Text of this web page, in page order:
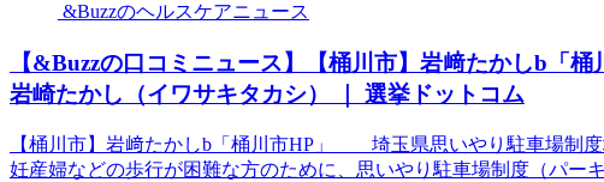
&Buzzのヘルスケアニュース
【&Buzzの口コミニュース】【桶川市】岩﨑たかしb
岩崎たかし（イワサキタカシ） ｜ 選挙ドットコム
【桶川市】岩﨑たかしb「桶川市HP」 埼玉県思いやり駐車場制度
妊産婦などの歩行が困難な方のために、思いやり駐車場制度（パー